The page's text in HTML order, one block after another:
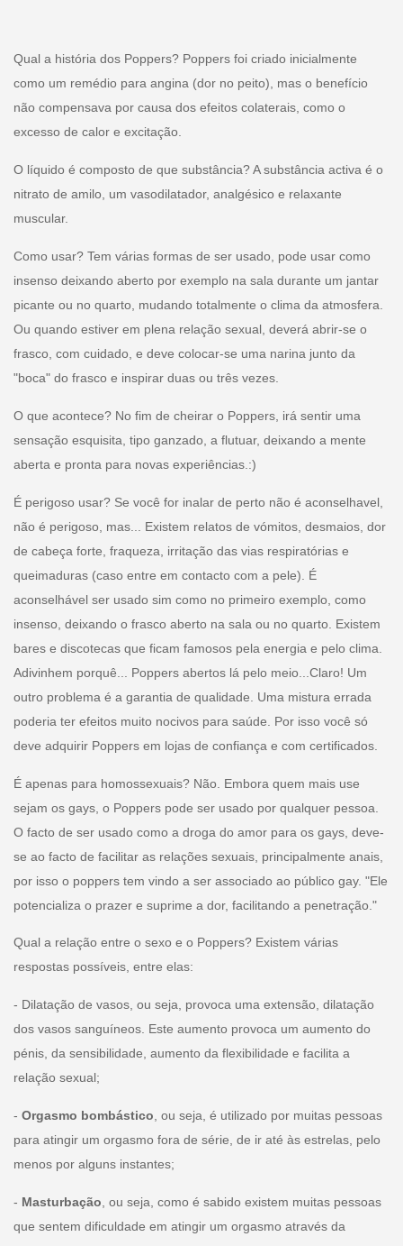
Qual a história dos Poppers? Poppers foi criado inicialmente
como um remédio para angina (dor no peito), mas o benefício
não compensava por causa dos efeitos colaterais, como o
excesso de calor e excitação.
O líquido é composto de que substância? A substância activa é o
nitrato de amilo, um vasodilatador, analgésico e relaxante
muscular.
Como usar? Tem várias formas de ser usado, pode usar como
insenso deixando aberto por exemplo na sala durante um jantar
picante ou no quarto, mudando totalmente o clima da atmosfera.
Ou quando estiver em plena relação sexual, deverá abrir-se o
frasco, com cuidado, e deve colocar-se uma narina junto da
"boca" do frasco e inspirar duas ou três vezes.
O que acontece? No fim de cheirar o Poppers, irá sentir uma
sensação esquisita, tipo ganzado, a flutuar, deixando a mente
aberta e pronta para novas experiências.:)
É perigoso usar? Se você for inalar de perto não é aconselhavel,
não é perigoso, mas... Existem relatos de vómitos, desmaios, dor
de cabeça forte, fraqueza, irritação das vias respiratórias e
queimaduras (caso entre em contacto com a pele). É
aconselhável ser usado sim como no primeiro exemplo, como
insenso, deixando o frasco aberto na sala ou no quarto. Existem
bares e discotecas que ficam famosos pela energia e pelo clima.
Adivinhem porquê... Poppers abertos lá pelo meio...Claro! Um
outro problema é a garantia de qualidade. Uma mistura errada
poderia ter efeitos muito nocivos para saúde. Por isso você só
deve adquirir Poppers em lojas de confiança e com certificados.
É apenas para homossexuais? Não. Embora quem mais use
sejam os gays, o Poppers pode ser usado por qualquer pessoa.
O facto de ser usado como a droga do amor para os gays, deve-
se ao facto de facilitar as relações sexuais, principalmente anais,
por isso o poppers tem vindo a ser associado ao público gay. "Ele
potencializa o prazer e suprime a dor, facilitando a penetração."
Qual a relação entre o sexo e o Poppers? Existem várias
respostas possíveis, entre elas:
- Dilatação de vasos, ou seja, provoca uma extensão, dilatação
dos vasos sanguíneos. Este aumento provoca um aumento do
pénis, da sensibilidade, aumento da flexibilidade e facilita a
relação sexual;
- Orgasmo bombástico, ou seja, é utilizado por muitas pessoas
para atingir um orgasmo fora de série, de ir até às estrelas, pelo
menos por alguns instantes;
- Masturbação, ou seja, como é sabido existem muitas pessoas
que sentem dificuldade em atingir um orgasmo através da